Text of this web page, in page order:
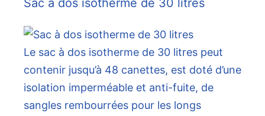
Sac à dos isotherme de 30 litres
Le sac à dos isotherme de 30 litres peut
contenir jusqu’à 48 canettes, est doté d’une
isolation imperméable et anti-fuite, de
sangles rembourrées pour les longs